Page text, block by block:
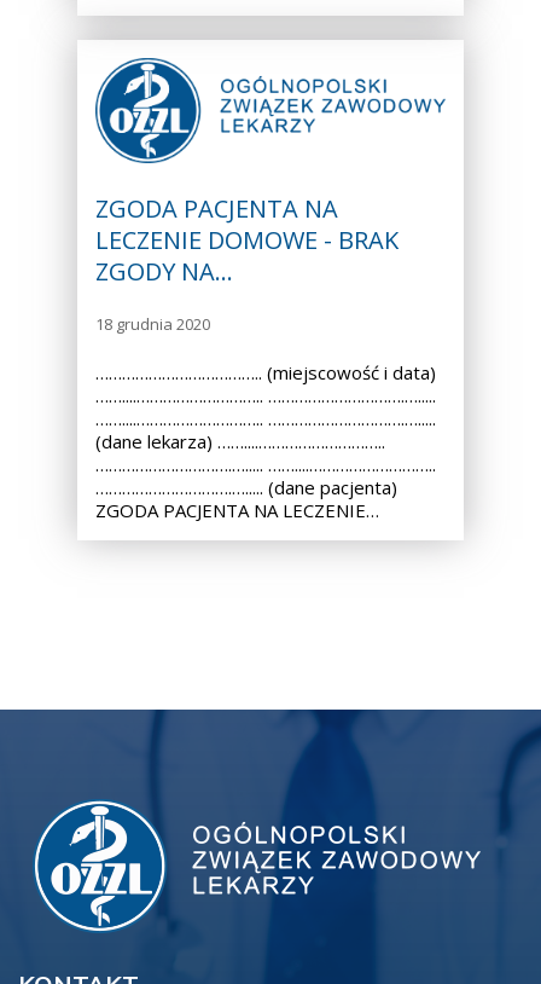
ZGODA PACJENTA NA
LECZENIE DOMOWE - BRAK
ZGODY NA…
18 grudnia 2020
……………………………….. (miejscowość i data)
……....……………………….. ………………………….….....
……....……………………….. ………………………….….....
(dane lekarza) ……....………………………..
………………………….…..... ……....………………………..
………………………….…..... (dane pacjenta)
ZGODA PACJENTA NA LECZENIE…